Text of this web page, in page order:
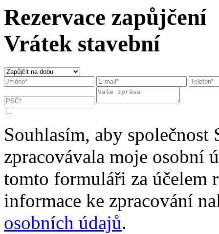
Rezervace zapůjčení
Vrátek stavební
Souhlasím, aby společnost
zpracovávala moje osobní
tomto formuláři za účelem
informace ke zpracování
osobních údajů.